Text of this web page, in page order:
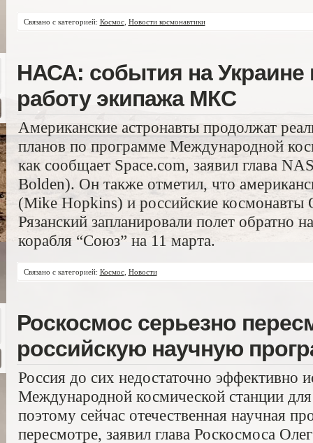
Связано с категорией: Космос, Новости космонавтики
НАСА: события на Украине
работу экипажа МКС
Американские астронавты продолжат
планов по программе Международной
как сообщает Space.com, заявил глава
Bolden). Он также отметил, что
(Mike Hopkins) и российские космонавты
Рязанский запланировали полет обратно
корабля “Союз” на 11 марта.
Связано с категорией: Космос, Новости
Роскосмос серьезно
российскую научную
Россия до сих недостаточно эффективно
Международной космической станции
поэтому сейчас отечественная научная
пересмотре, заявил глава Роскосмоса